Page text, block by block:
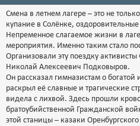
Смена в летнем лагере – это не
купание в Солёнке,
Непременное слагаемое жизни в
мероприятия. Именно таким стало
Организовали эту поездку
Николай Алексеевич Подковыров.
Он рассказал гимназистам о
раскрыл её славные и трагические
видела с лихвой. Здесь прошли
братоубийственной Гражданской
этой станицы – казаки